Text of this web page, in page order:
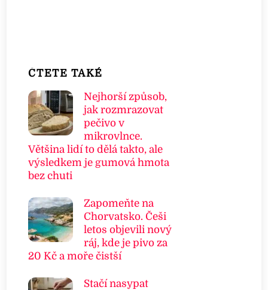
ČTETE TAKÉ
Nejhorší způsob,
jak rozmrazovat
pečivo v
mikrovlnce.
Většina lidí to dělá takto, ale
výsledkem je gumová hmota
bez chuti
Zapomeňte na
Chorvatsko. Češi
letos objevili nový
ráj, kde je pivo za
20 Kč a moře čistší
Stačí nasypat